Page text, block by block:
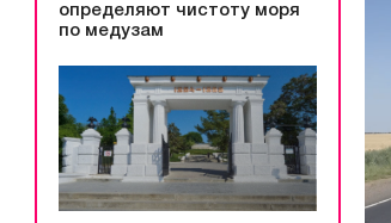
определяют чистоту моря
по медузам